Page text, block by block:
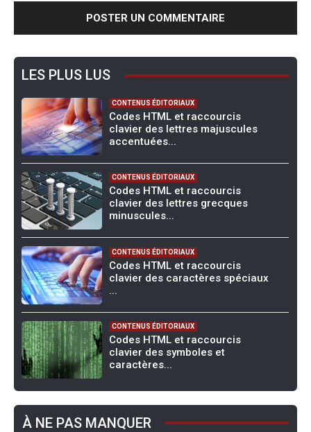
LES PLUS LUS
CONTENUS ÉDITORIAUX
Codes HTML et raccourcis
clavier des lettres majuscules
accentuées...
CONTENUS ÉDITORIAUX
Codes HTML et raccourcis
clavier des lettres grecques
minuscules...
CONTENUS ÉDITORIAUX
Codes HTML et raccourcis
clavier des caractères spéciaux
...
CONTENUS ÉDITORIAUX
Codes HTML et raccourcis
clavier des symboles et
caractères...
À NE PAS MANQUER